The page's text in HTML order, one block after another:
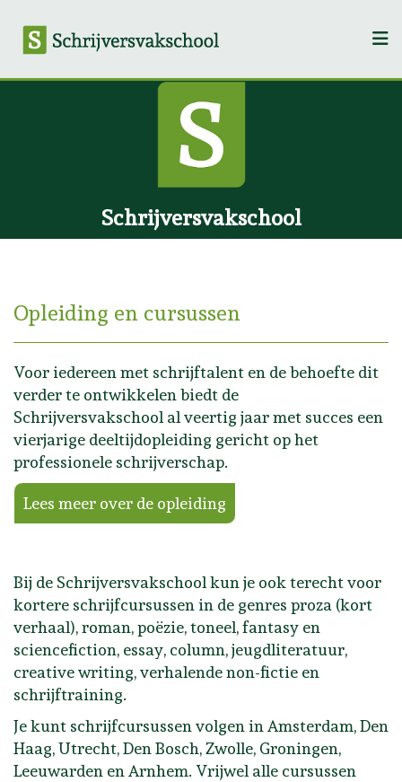
Schrijversvakschool
Opleiding en cursussen
Voor iedereen met schrijftalent en de behoefte dit
verder te ontwikkelen biedt de
Schrijversvakschool al veertig jaar met succes een
vierjarige deeltijdopleiding gericht op het
professionele schrijverschap.
Lees meer over de opleiding
Bij de Schrijversvakschool kun je ook terecht voor
kortere schrijfcursussen in de genres proza (kort
verhaal), roman, poëzie, toneel, fantasy en
sciencefiction, essay, column, jeugdliteratuur,
creative writing, verhalende non-fictie en
schrijftraining.
Je kunt schrijfcursussen volgen in Amsterdam, Den
Haag, Utrecht, Den Bosch, Zwolle, Groningen,
Leeuwarden en Arnhem. Vrijwel alle cursussen